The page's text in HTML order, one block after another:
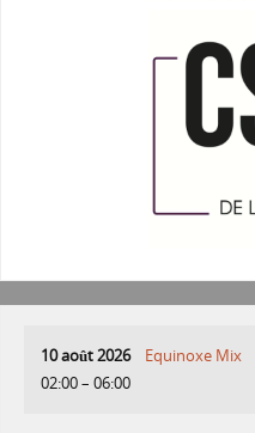
10 août 2026
02:00– 06:00
Equinoxe Mix